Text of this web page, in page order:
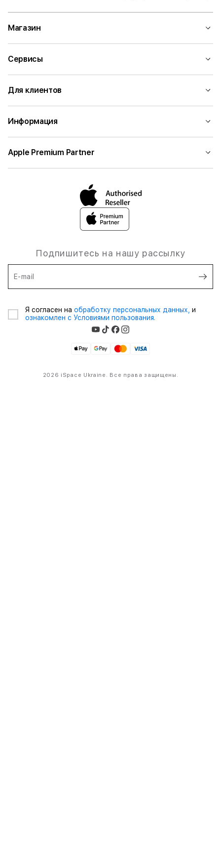
Магазин
Сервисы
Для клиентов
Информация
Apple Premium Partner
Подпишитесь на нашу рассылку
E-mail
Я согласен на обработку персональных данных, и
ознакомлен с Условиями пользования.
2026 iSpace Ukraine. Все права защищены.